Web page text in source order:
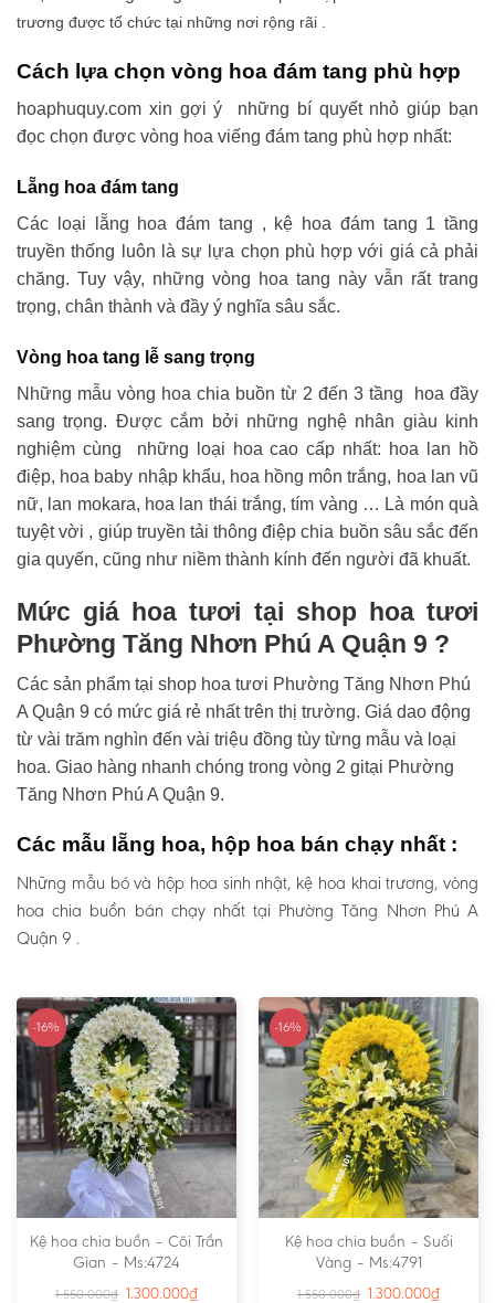
trương được tổ chức tại những nơi rộng rãi .
Cách lựa chọn vòng hoa đám tang phù hợp
hoaphuquy.com xin gợi ý những bí quyết nhỏ giúp bạn
đọc chọn được vòng hoa viếng đám tang phù hợp nhất:
Lẵng hoa đám tang
Các loại lẵng hoa đám tang , kệ hoa đám tang 1 tầng
truyền thống luôn là sự lựa chọn phù hợp với giá cả phải
chăng. Tuy vậy, những vòng hoa tang này vẫn rất trang
trọng, chân thành và đầy ý nghĩa sâu sắc.
Vòng hoa tang lễ sang trọng
Những mẫu vòng hoa chia buồn từ 2 đến 3 tầng hoa đầy
sang trọng. Được cắm bởi những nghệ nhân giàu kinh
nghiệm cùng những loại hoa cao cấp nhất: hoa lan hồ
điệp, hoa baby nhập khẩu, hoa hồng môn trắng, hoa lan vũ
nữ, lan mokara, hoa lan thái trắng, tím vàng … Là món quà
tuyệt vời , giúp truyền tải thông điệp chia buồn sâu sắc đến
gia quyến, cũng như niềm thành kính đến người đã khuất.
Mức giá hoa tươi tại shop hoa tươi
Phường Tăng Nhơn Phú A Quận 9 ?
Các sản phẩm tại shop hoa tươi Phường Tăng Nhơn Phú
A Quận 9 có mức giá rẻ nhất trên thị trường. Giá dao động
từ vài trăm nghìn đến vài triệu đồng tùy từng mẫu và loại
hoa. Giao hàng nhanh chóng trong vòng 2 gitại Phường
Tăng Nhơn Phú A Quận 9.
Các mẫu lẵng hoa, hộp hoa bán chạy nhất :
Những mẫu bó và hộp hoa sinh nhật, kệ hoa khai trương, vòng
hoa chia buồn bán chạy nhất tại Phường Tăng Nhơn Phú A
Quận 9 .
-16%
Kệ hoa chia buồn – Cõi Trần
Gian – Ms:4724
1.550.000₫ 1.300.000₫
-16%
Kệ hoa chia buồn – Suối
Vàng – Ms:4791
1.550.000₫ 1.300.000₫